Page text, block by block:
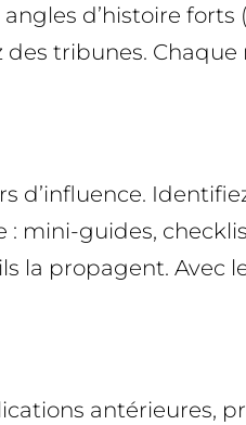
d’histoire forts
des tribunes.
d’influence.
mini-guides,
la propagent. Avec
antérieures,